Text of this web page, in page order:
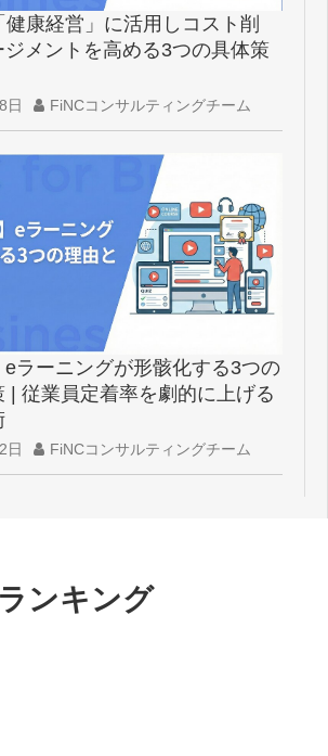
康経営」に活用しコスト削
メントを高める3つの具体策
日 FiNCコンサルティングチーム
eラーニングが形骸化する3つの
| 従業員定着率を劇的に上げる
日 FiNCコンサルティングチーム
ンキング